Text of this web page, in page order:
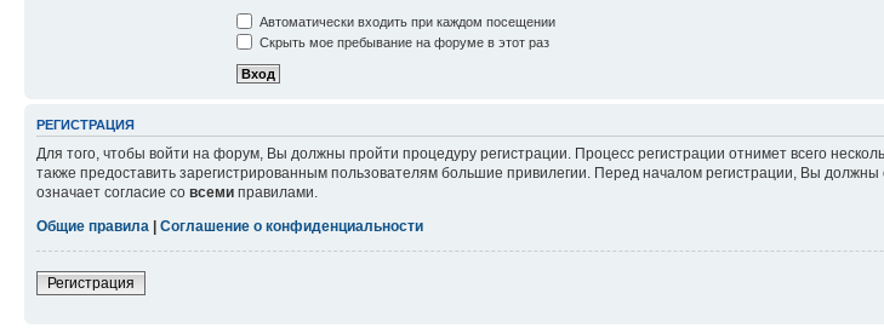
Автоматически входить при каждом посещении
Скрыть мое пребывание на форуме в этот раз
РЕГИСТРАЦИЯ
Для того, чтобы войти на форум, Вы должны пройти процедуру регистрации. Процесс регистрации отнимет всего
также предоставить зарегистрированным пользователям большие привилегии. Перед началом регистрации, Вы
означает согласие со всеми правилами.
Общие правила | Соглашение о конфиденциальности
Регистрация